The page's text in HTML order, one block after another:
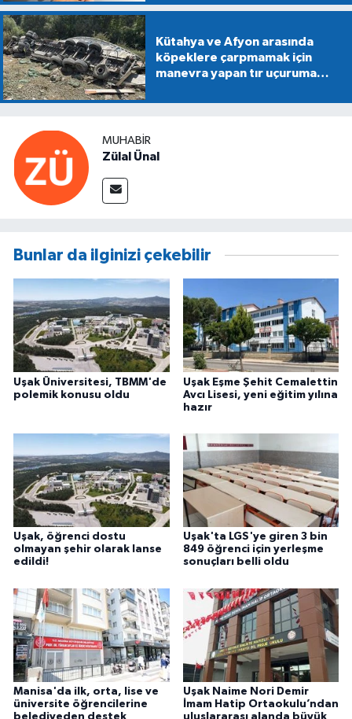
Kütahya ve Afyon arasında
köpeklere çarpmamak için
manevra yapan tır uçuruma
MUHABIR
Zülal Ünal
Bunlar da ilginizi çekebilir
Uşak Üniversitesi, TBMM'de
polemik konusu oldu
Uşak Eşme Şehit Cemalettin
Avcı Lisesi, yeni eğitim yılına
hazır
Uşak, öğrenci dostu
olmayan şehir olarak lanse
edildi!
Uşak'ta LGS'ye giren 3 bin
849 öğrenci için yerleşme
sonuçları belli oldu
Manisa'da ilk, orta, lise ve
üniversite öğrencilerine
Uşak Naime Nori Demir
İmam Hatip Ortaokulu’ndan